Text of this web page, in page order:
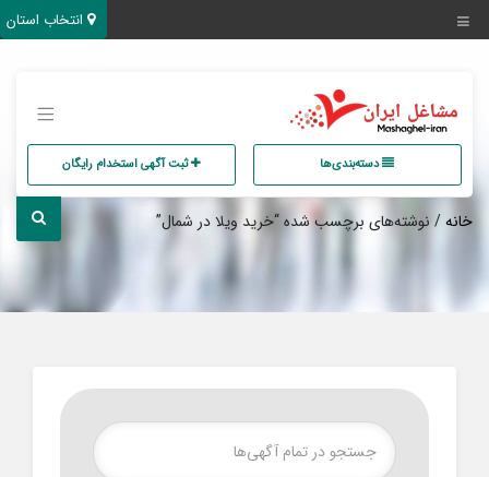
دسته‌بندی‌ها ثبت آگهی استخدام رایگان
خانه/ نوشته‌های برچسب شده “خرید ویلا در شمال”